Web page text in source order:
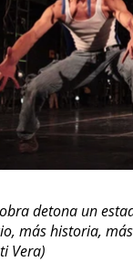
detona un
más historia,
Vera)